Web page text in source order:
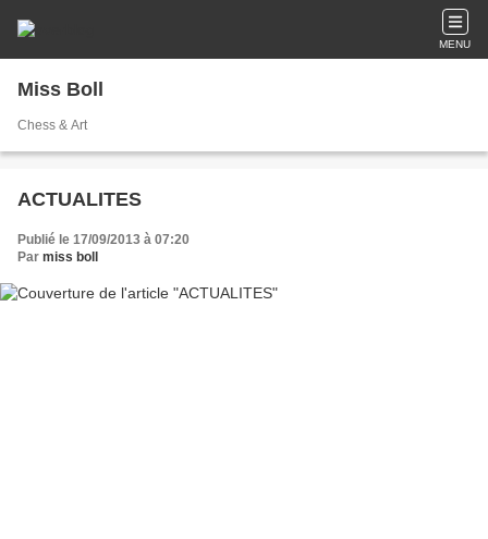
MENU
Miss Boll
Chess & Art
ACTUALITES
Publié le 17/09/2013 à 07:20
Par miss boll